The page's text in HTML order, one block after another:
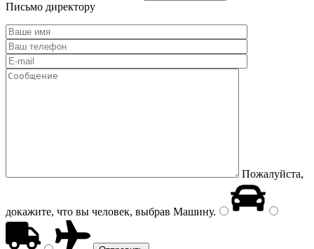
Письмо директору
Пожалуйста,
докажите, что вы человек, выбрав Машину.